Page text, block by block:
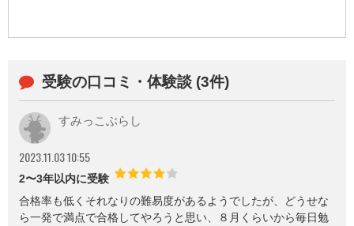
受験の口コミ・体験談 (3件)
すみっこぶらし
2023.11.03 10:55
2〜3年以内に受験
合格率も低くそれなりの難易度があるようでしたが、どうせな
ら一発で満点で合格してやろうと思い、８月くらいから毎日勉